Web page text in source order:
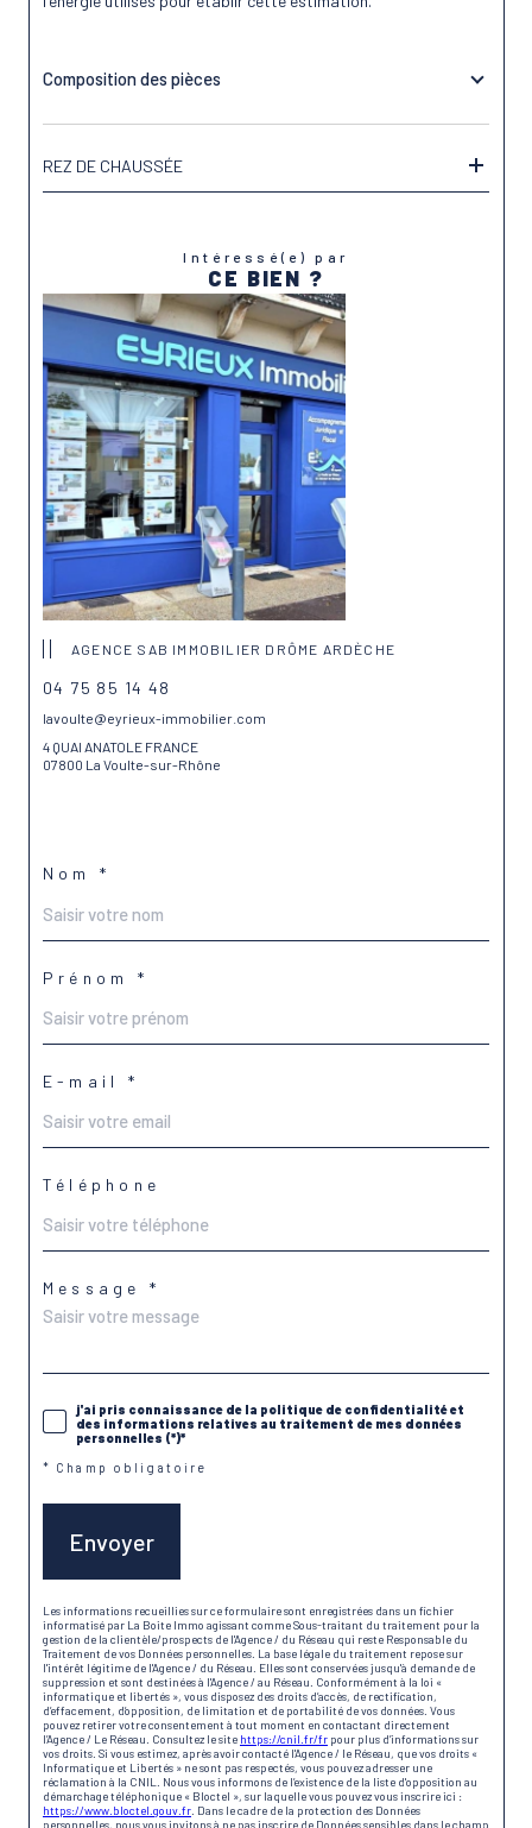
Composition des pièces
REZ DE CHAUSSÉE
Intéressé(e) par
CE BIEN ?
AGENCE SAB IMMOBILIER DRÔME ARDÈCHE
04 75 85 14 48
lavoulte@eyrieux-immobilier.com
4 QUAI ANATOLE FRANCE
07800 La Voulte-sur-Rhône
Nom *
Prénom *
E-mail *
Téléphone
Message *
j'ai pris connaissance de la politique de confidentialité et
des informations relatives au traitement de mes données
personnelles (*)*
* Champ obligatoire
Envoyer
Les informations recueillies sur ce formulaire sont enregistrées dans un fichier
informatisé par La Boite Immo agissant comme Sous-traitant du traitement pour la
gestion de la clientèle/prospects de l'Agence / du Réseau qui reste Responsable du
Traitement de vos Données personnelles. La base légale du traitement repose sur
l'intérêt légitime de l'Agence / du Réseau. Elles sont conservées jusqu'à demande de
suppression et sont destinées à l'Agence / au Réseau. Conformément à la loi «
informatique et libertés », vous disposez des droits d’accès, de rectification,
d’effacement, d’opposition, de limitation et de portabilité de vos données. Vous
pouvez retirer votre consentement à tout moment en contactant directement
l’Agence / Le Réseau. Consultez le site https://cnil.fr/fr pour plus d’informations sur
vos droits. Si vous estimez, après avoir contacté l'Agence / le Réseau, que vos droits «
Informatique et Libertés » ne sont pas respectés, vous pouvez adresser une
réclamation à la CNIL. Nous vous informons de l’existence de la liste d'opposition au
démarchage téléphonique « Bloctel », sur laquelle vous pouvez vous inscrire ici :
https://www.bloctel.gouv.fr . Dans le cadre de la protection des Données
personnelles, nous vous invitons à ne pas inscrire de Données sensibles dans le champ